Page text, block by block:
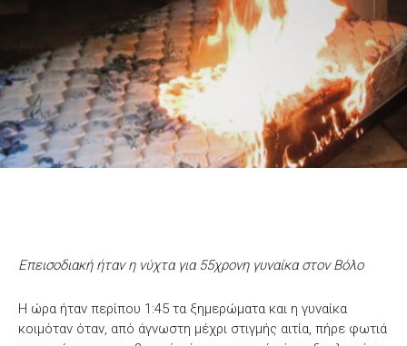
Επεισοδιακή ήταν η νύχτα για 55χρονη γυναίκα στον Βόλο
Η ώρα ήταν περίπου 1:45 τα ξημερώματα και η γυναίκα
κοιμόταν όταν, από άγνωστη μέχρι στιγμής αιτία, πήρε φωτιά